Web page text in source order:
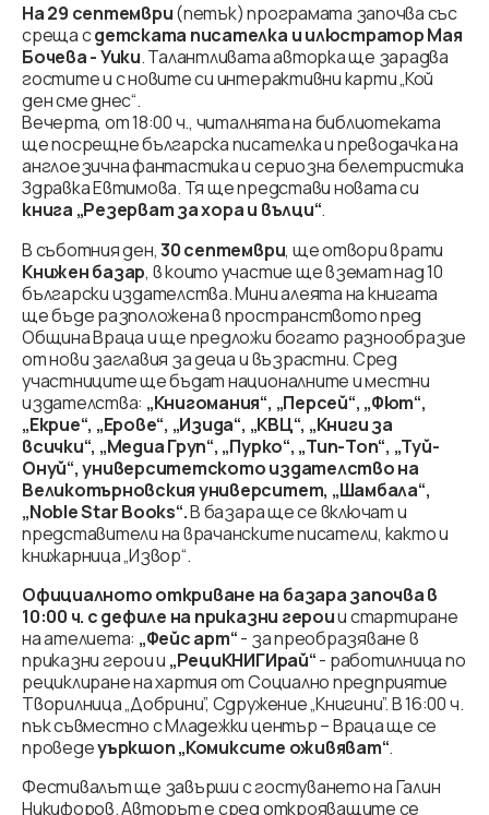
На 29 септември(петък) програмата започва със
среща сдетската писателка и илюстратор Мая
Бочева - Уики. Талантливата авторка ще зарадва
гостите и с новите си интерактивни карти „Кой
ден сме днес“.
Вечерта, от 18:00 ч., читалнята на библиотеката
ще посрещне българска писателка и преводачка на
англоезична фантастика и сериозна белетристика
Здравка Евтимова. Тя ще представи новата си
книга „Резерват за хора и вълци“.
В съботния ден,30 септември, ще отвори врати
Книжен базар, в които участие ще вземат над 10
български издателства. Мини алеята на книгата
ще бъде разположена в пространството пред
Община Враца и ще предложи богато разнообразие
от нови заглавия за деца и възрастни. Сред
участниците ще бъдат националните и местни
издателства: „Книгомания“, „Персей“, „Фют“,
„Екрие“, „Ерове“, „Изида“, „КВЦ“, „Книги за
всички“, „Медиа Груп“, „Пурко“, „Тип-Топ“, „Туй-
Онуй“, университетското издателство на
Великотърновския университет, „Шамбала“,
„Noble Star Books“.В базара ще се включат и
представители на врачанските писатели, както и
книжарница „Извор“.
Официалното откриване на базара започва в
10:00 ч. с дефиле на приказни героии стартиране
на ателиета: „Фейс арт“- за преобразяване в
приказни герои и „РециКНИГИрай“- работилница по
рециклиране на хартия от Социално предприятие
Творилница „Добрини”, Сдружение „Книгини”. В 16:00 ч.
пък съвместно с Младежки център – Враца ще се
проведеуъркшоп „Комиксите оживяват“.
Фестивалът ще завърши с гостуването на Галин
Никифоров. Авторът е сред открояващите се